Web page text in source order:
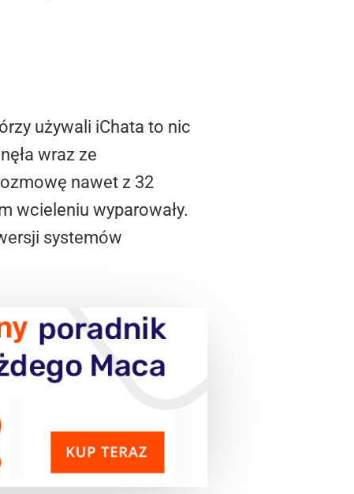
używali iChata to nic
wraz ze
nawet z 32
wcieleniu wyparowały.
systemów